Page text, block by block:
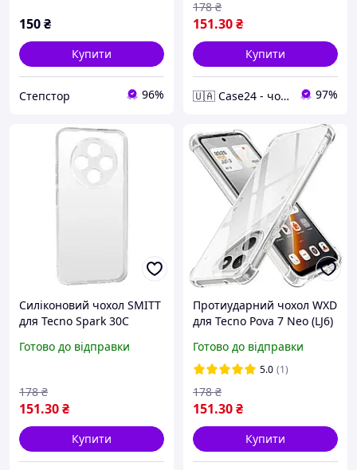
150₴
Купити
Степстор 96%
151.30₴
178 ₴
Купити
🇺🇦 Case24 - чохли та аксесуари для смартфонів та планшетів 97%
Силіконовий чохол SMITT
для Tecno Spark 30C
Готово до відправки
151.30₴
178 ₴
Купити
Протиударний чохол WXD
для Tecno Pova 7 Neo (LJ6)
Готово до відправки
5.0 (1)
151.30₴
178 ₴
Купити